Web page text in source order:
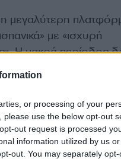
or processing of your
use the below opt-out
out request is processed
information utilized by us
out. You may separately
μεγαλύτερη
με «ισχυρή
Η μακρά περίοδος
μεταφραστές και
ιδιοκτησίας,